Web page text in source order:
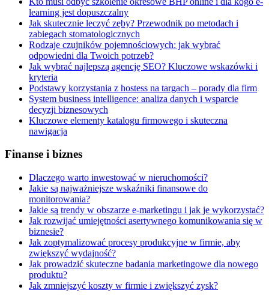
learning jest dopuszczalny
Jak skutecznie leczyć zęby? Przewodnik po metodach i
zabiegach stomatologicznych
Rodzaje czujników pojemnościowych: jak wybrać
odpowiedni dla Twoich potrzeb?
Jak wybrać najlepszą agencję SEO? Kluczowe wskazówki i
kryteria
Podstawy korzystania z hostess na targach – porady dla firm
System business intelligence: analiza danych i wsparcie
decyzji biznesowych
Kluczowe elementy katalogu firmowego i skuteczna
nawigacja
Finanse i biznes
Dlaczego warto inwestować w nieruchomości?
Jakie są najważniejsze wskaźniki finansowe do
monitorowania?
Jakie są trendy w obszarze e-marketingu i jak je wykorzystać?
Jak rozwijać umiejętności asertywnego komunikowania się w
biznesie?
Jak zoptymalizować procesy produkcyjne w firmie, aby
zwiększyć wydajność?
Jak prowadzić skuteczne badania marketingowe dla nowego
produktu?
Jak zmniejszyć koszty w firmie i zwiększyć zysk?